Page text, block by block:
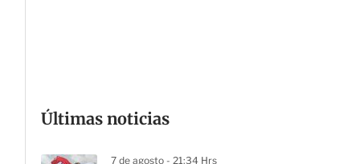
Últimas noticias
7 de agosto - 21:34 Hrs